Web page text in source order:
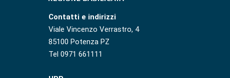
Contatti e indirizzi
Viale Vincenzo Verrastro, 4
85100 Potenza PZ
Tel 0971 661111